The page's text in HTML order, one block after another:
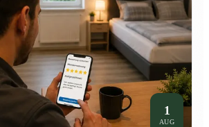
1
AUG